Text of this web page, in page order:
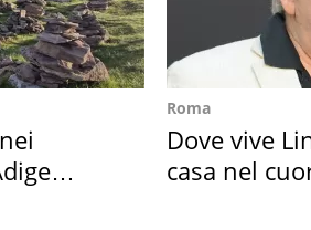
Roma
Dove vive
casa nel